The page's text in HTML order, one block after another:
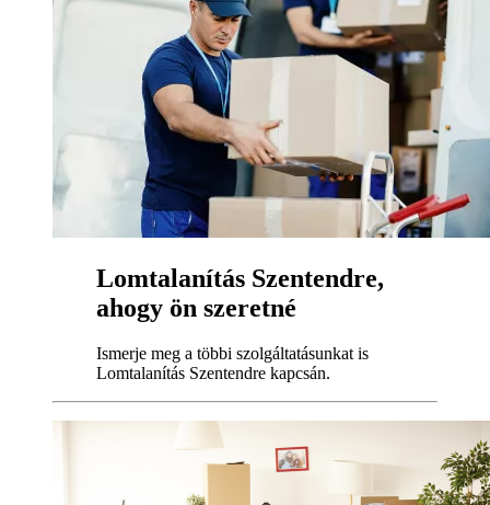
Lomtalanítás Szentendre,
ahogy ön szeretné
Ismerje meg a többi szolgáltatásunkat is
Lomtalanítás Szentendre kapcsán.